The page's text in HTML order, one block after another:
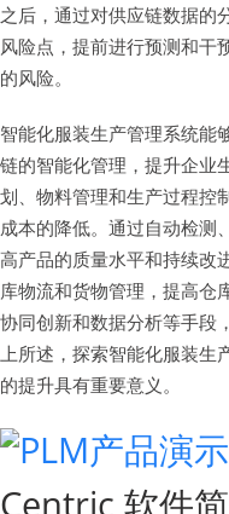
之后，通过对供应链数据的
风险点，提前进行预测和干
的风险。
智能化服装生产管理系统能
链的智能化管理，提升企业
划、物料管理和生产过程控
成本的降低。通过自动检测
高产品的质量水平和持续改
库物流和货物管理，提高仓
协同创新和数据分析等手段
上所述，探索智能化服装
的提升具有重要意义。
Centric 软件